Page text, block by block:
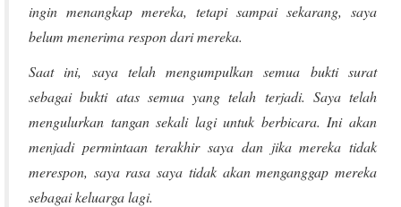
ingin menangkap mereka, tetapi sampai sekarang, saya
belum menerima respon dari mereka.
Saat ini, saya telah mengumpulkan semua bukti surat
sebagai bukti atas semua yang telah terjadi. Saya telah
mengulurkan tangan sekali lagi untuk berbicara. Ini akan
menjadi permintaan terakhir saya dan jika mereka tidak
merespon, saya rasa saya tidak akan menganggap mereka
sebagai keluarga lagi.